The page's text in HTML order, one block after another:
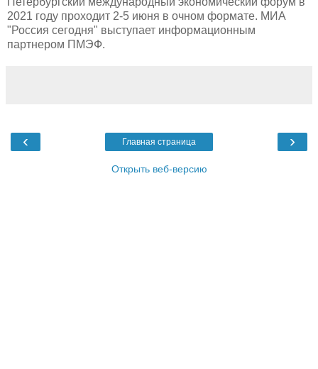
2021 году проходит 2-5 июня в очном формате. МИА
"Россия сегодня" выступает информационным
партнером ПМЭФ.
‹ ›
Главная страница
Открыть веб-версию